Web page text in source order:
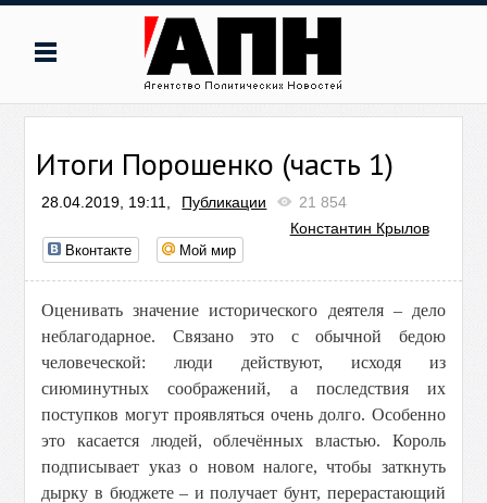
Итоги Порошенко (часть 1)
28.04.2019, 19:11, Публикации
21 854
Константин Крылов
Вконтакте Мой мир
Оценивать значение исторического деятеля – дело
неблагодарное. Связано это с обычной бедою
человеческой: люди действуют, исходя из
сиюминутных соображений, а последствия их
поступков могут проявляться очень долго. Особенно
это касается людей, облечённых властью. Король
подписывает указ о новом налоге, чтобы заткнуть
дырку в бюджете – и получает бунт, перерастающий